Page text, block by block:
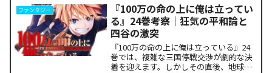
ファンタジー
『100万の命の上に俺は立ってい
る』24巻考察｜狂気の平和論と
四谷の激突
『100万の命の上に俺は立っている』24
巻では、複雑な三国停戦交渉が劇的な決
着を迎えます。しかしその直後、地球を